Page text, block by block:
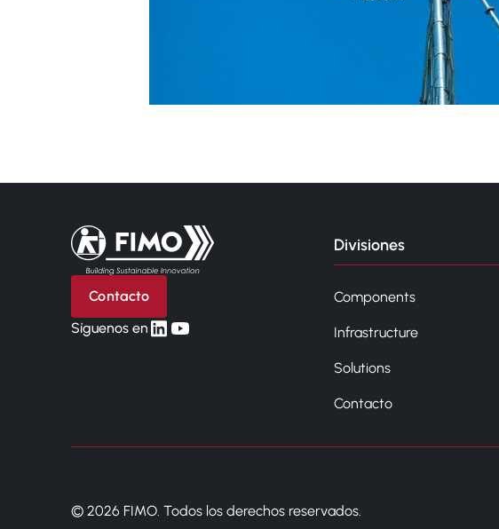
Volver a la página principal
Contacto
Síguenos en linkedin
yt
Divisiones
Components
Infrastructure
Solutions
Contacto
© 2026 FIMO. Todos los derechos reservados.